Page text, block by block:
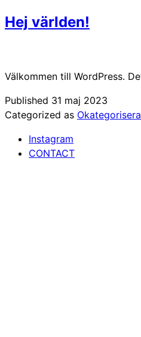
Hej världen!
Välkommen till WordPress.
Published 31 maj 2023
Categorized as
Instagram
CONTACT